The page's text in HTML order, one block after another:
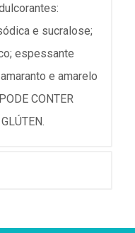
e sucralose;
espessante
e amarelo
CONTER